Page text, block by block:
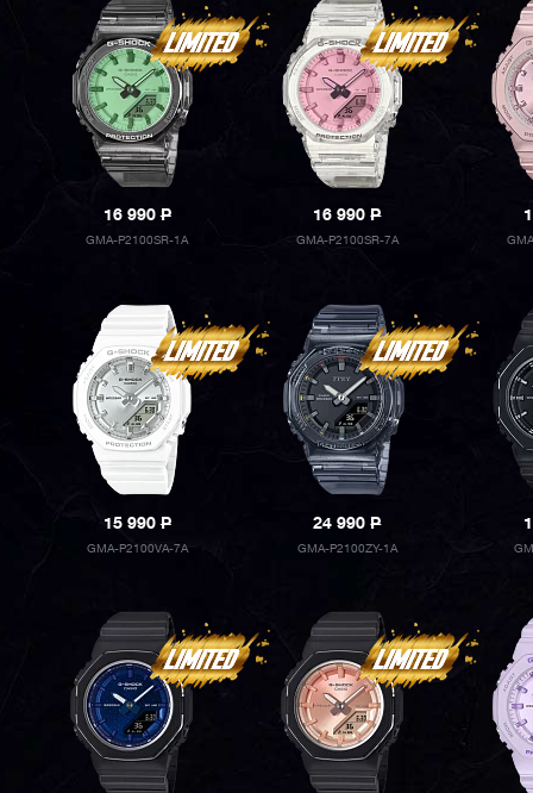
16 990P
GMA-P2100SR-1A
16 990P
GMA-P2100SR-7A
15 990P
GMA-P2100VA-7A
24 990P
GMA-P2100ZY-1A